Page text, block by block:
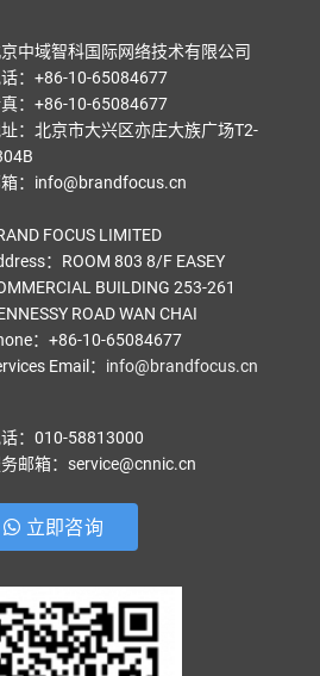
中域智科国际网络技术有限公司
：+86-10-65084677
：+86-10-65084677
：北京市大兴区亦庄大族广场T2-
：info@brandfocus.cn
FOCUS LIMITED
：ROOM 803 8/F EASEY
BUILDING 253-261
ROAD WAN CHAI
：+86-10-65084677
Email ： info@brandfocus.cn
：010-58813000
邮箱：service@cnnic.cn
立即咨询